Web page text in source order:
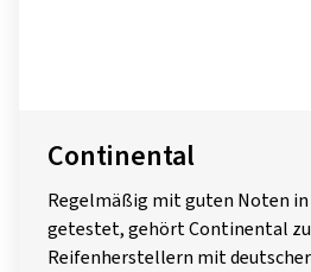
Continental
Regelmäßig mit guten Noten
getestet, gehört Continental
Reifenherstellern mit